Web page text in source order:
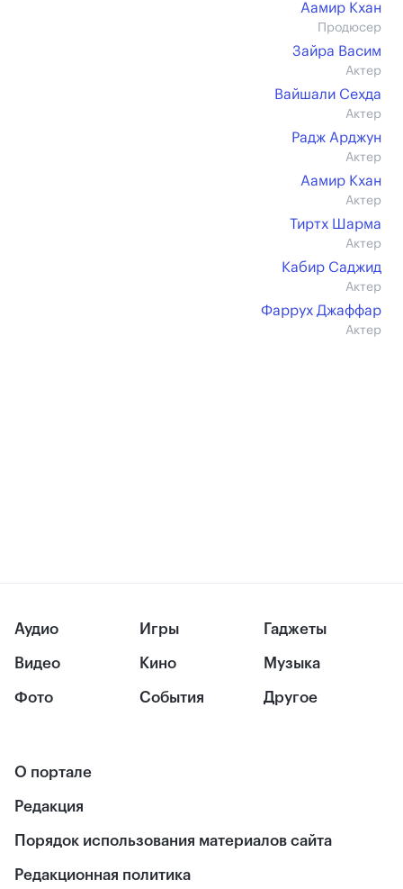
Аамир Кхан
Продюсер
Зайра Васим
Актер
Вайшали Сехда
Актер
Радж Арджун
Актер
Аамир Кхан
Актер
Тиртх Шарма
Актер
Кабир Саджид
Актер
Фаррух Джаффар
Актер
Аудио
Видео
Фото
Игры
Кино
События
Гаджеты
Музыка
Другое
О портале
Редакция
Порядок использования материалов сайта
Редакционная политика